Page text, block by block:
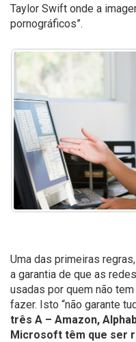
Taylor Swift onde a
pornográficos”.
Uma das primeiras
a garantia de que as
usadas por quem não
fazer. Isto “não garante
três A – Amazon,
Microsoft têm que ser